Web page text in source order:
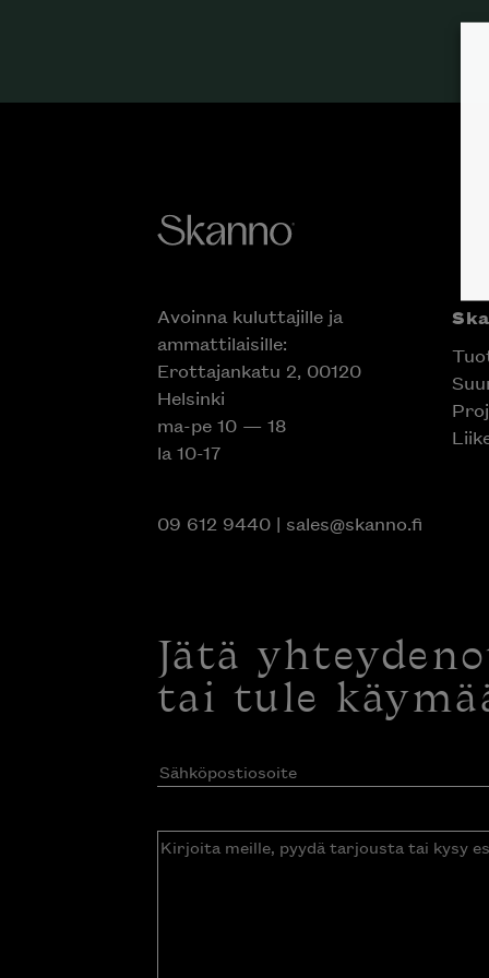
Avoinna kuluttajille ja
ammattilaisille:
Erottajankatu 2, 00120
Helsinki
ma-pe 10 — 18
la 10-17
09 612 9440| sales@skanno.fi
Jätä
tai tule
Sähköpostiosoite(Pakollinen)
Kirjoita